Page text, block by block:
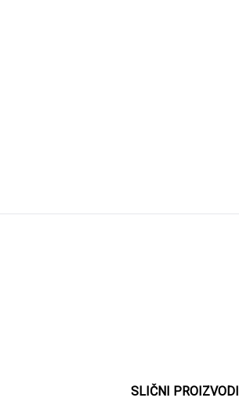
SLIČNI PROIZVODI